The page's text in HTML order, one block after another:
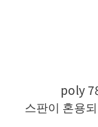
poly
스판이 혼용